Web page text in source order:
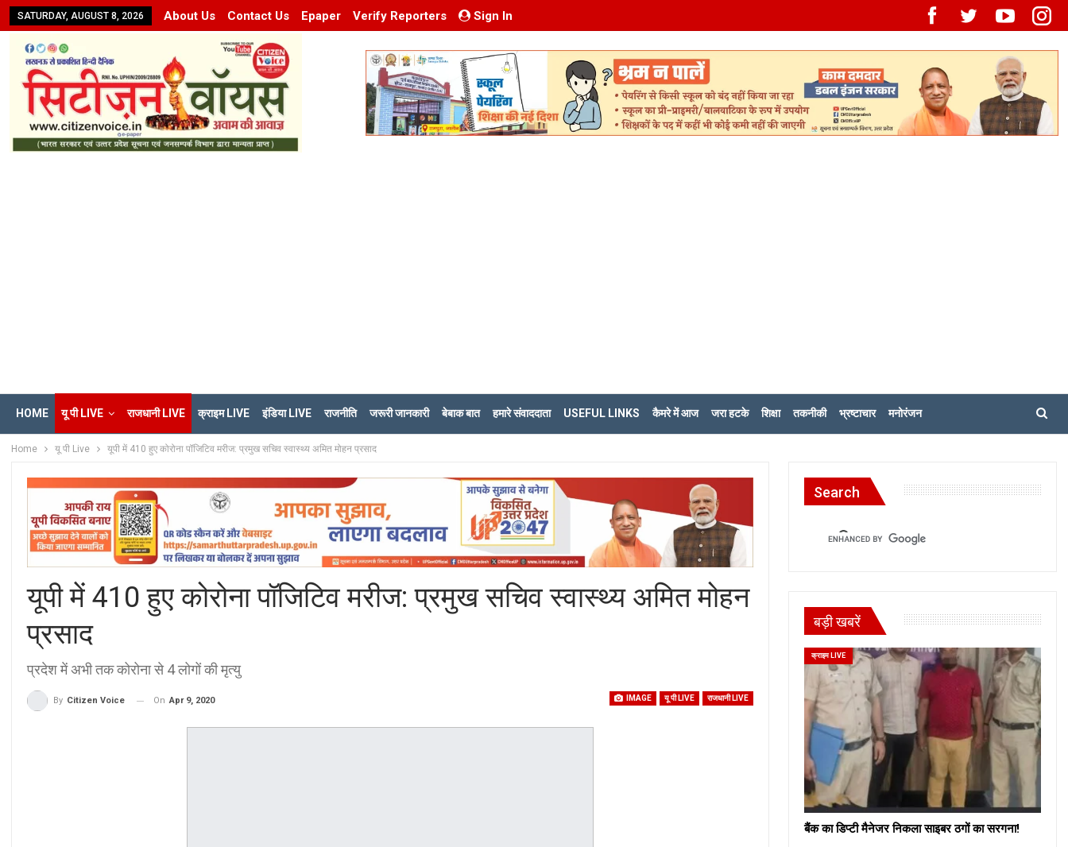
SATURDAY, AUGUST 8, 2026 About Us Contact Us Epaper Verify Reporters Sign In
HOME यू पी LIVE राजधानी LIVE क्राइम LIVE इंडिया LIVE राजनीति जरूरी जानकारी बेबाक बात हमारे संवाददाता USEFUL LINKS कैमरे में आज जरा हटके शिक्षा तकनीकी भ्रष्टाचार मनोरंजन
Home यू पी Live यूपी में 410 हुए कोरोना पॉजिटिव मरीज: प्रमुख सचिव स्वास्थ्य अमित मोहन प्रसाद
यूपी में 410 हुए कोरोना पॉजिटिव मरीज: प्रमुख सचिव स्वास्थ्य अमित मोहन
प्रसाद
प्रदेश में अभी तक कोरोना से 4 लोगों की मृत्यु
IMAGE यू पी LIVE राजधानी LIVE
By Citizen Voice On Apr 9, 2020
Search
बड़ी खबरें
क्राइम LIVE
बैंक का डिप्टी मैनेजर निकला साइबर ठगों का सरगना!